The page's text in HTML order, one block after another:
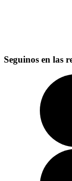
Seguinos en las